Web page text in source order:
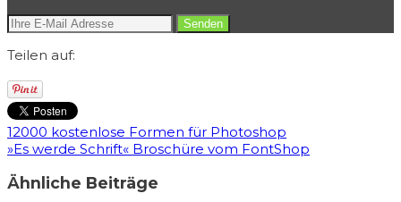
Teilen auf:
12000 kostenlose Formen für Photoshop
»Es werde Schrift« Broschüre vom FontShop
Ähnliche Beiträge